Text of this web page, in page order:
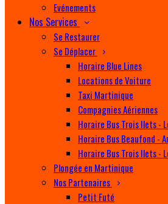
Evénements
Nos Services
Se Restaurer
Se Déplacer
Horaire Blue Lines
Locations de Voiture
Taxi Martinique
Compagnies Aériennes
Horaire Bus Trois Ilets -
Horaire Bus Beaufond -
Horaire Bus Trois Ilets -
Plongée en Martinique
Nos Partenaires
Petit Futé